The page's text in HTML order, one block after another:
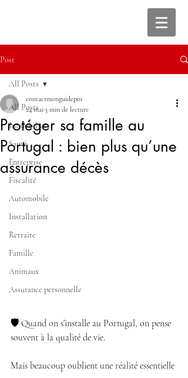
Post
All Posts
Immobilier
Santé
Entreprise
Fiscalité
Automobile
Installation
Retraite
Famille
Animaux
Assurance personnelle
All Posts
Protéger sa famille au
Portugal : bien plus qu’une
assurance décès
contactmonguidepor
24 mai3 min de lecture
🛡️ Quand on s’installe au Portugal, on pense
souvent à la qualité de vie.
Mais beaucoup oublient une réalité essentielle